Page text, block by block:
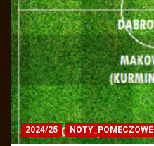
2024/25 NOTY_POMECZOWE